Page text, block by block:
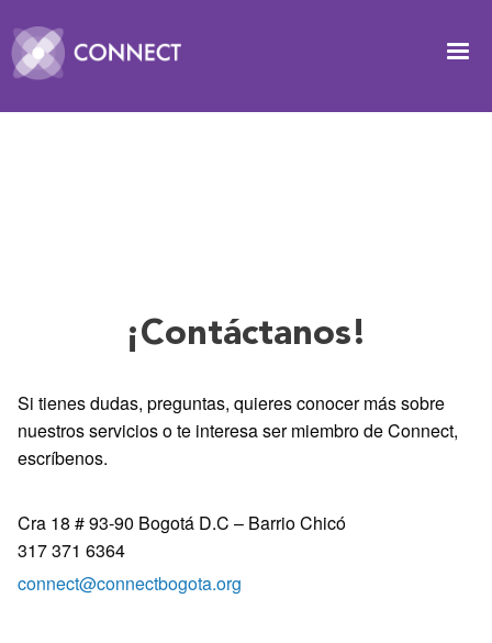
Image
¡Contáctanos!
Si tienes dudas, preguntas, quieres conocer más sobre
nuestros servicios o te interesa ser miembro de Connect,
escríbenos.
Cra 18 # 93-90 Bogotá D.C – Barrio Chicó
317 371 6364
connect@connectbogota.org